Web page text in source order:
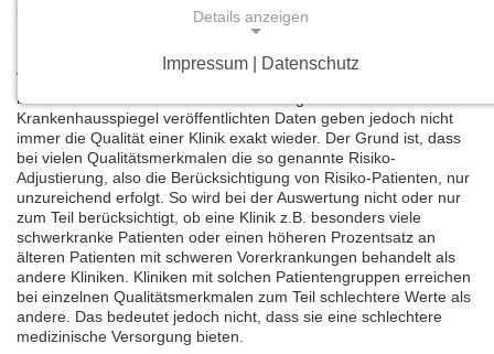
Eingeschränkte Vergleichbarkeit
Es wurden 21 Behandlungsgebiete (einschließlich der Unter-
Bereiche bei Herz-Chirurgie, Herzschrittmacher- und Defibrillator-
Versorgung) ausgewählt, die aufgrund ihrer Häufigkeit auf
besonderes Interesse in der Bevölkerung stoßen. Die hier im
Krankenhausspiegel veröffentlichten Daten geben jedoch nicht
immer die Qualität einer Klinik exakt wieder. Der Grund ist, dass
bei vielen Qualitätsmerkmalen die so genannte Risiko-
Adjustierung, also die Berücksichtigung von Risiko-Patienten, nur
unzureichend erfolgt. So wird bei der Auswertung nicht oder nur
zum Teil berücksichtigt, ob eine Klinik z.B. besonders viele
schwerkranke Patienten oder einen höheren Prozentsatz an
älteren Patienten mit schweren Vorerkrankungen behandelt als
andere Kliniken. Kliniken mit solchen Patientengruppen erreichen
bei einzelnen Qualitätsmerkmalen zum Teil schlechtere Werte als
andere. Das bedeutet jedoch nicht, dass sie eine schlechtere
medizinische Versorgung bieten.
Details anzeigen
Notwendige Cookies ermöglichen grundlegende
Funktionen und sind für die einwandfreie Funktion
der Website erforderlich.
Einverständnis-Cookie
Name:
cookie_consent
Zweck:
Impressum | Datenschutz